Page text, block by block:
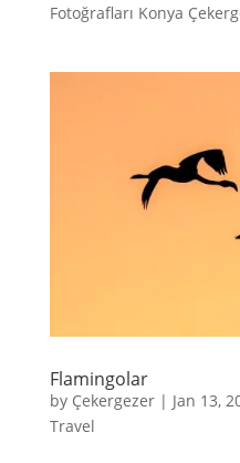
Fotoğrafları Konya
Flamingolar
by Çekergezer| Jan 13,
Travel